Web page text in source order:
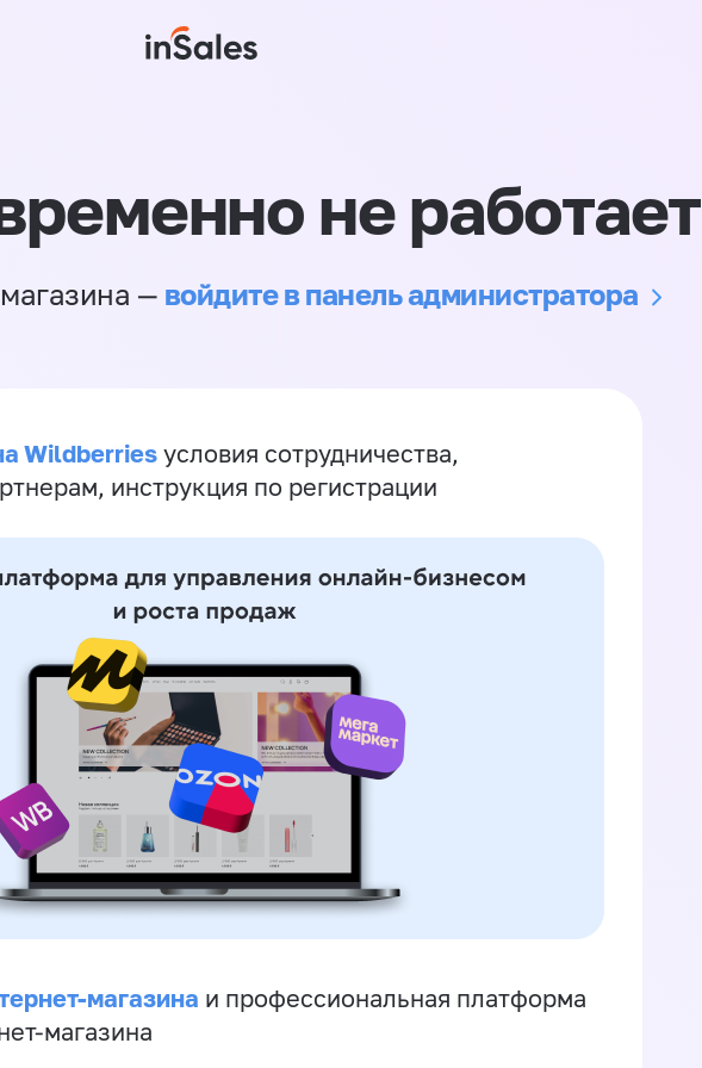
не работает
— войдите в панель администратора
Wildberries условия сотрудничества,
инструкция по регистрации
магазина и профессиональная платформа
магазина